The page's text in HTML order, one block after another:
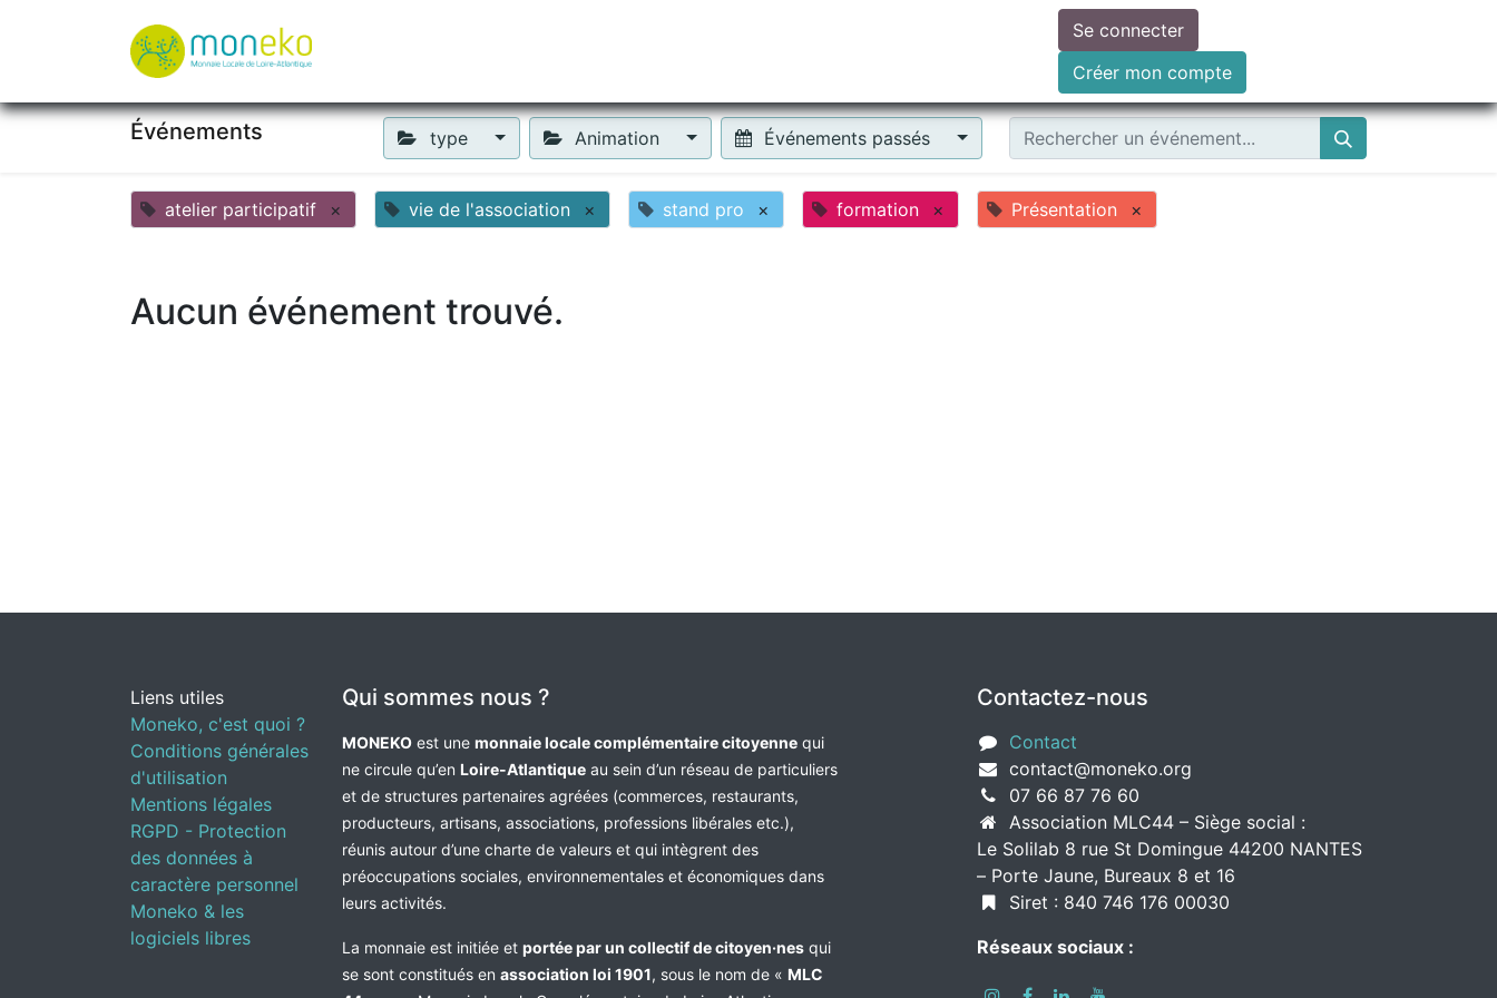
Faire un don
Se connecter
Créer mon compte
Événements type Animation Événements passés
atelier participatif × vie de l'association × stand pro × formation × Présentation ×
Aucun événement trouvé.
Liens utiles
Moneko, c'est quoi ?
Conditions générales
d'utilisation
Mentions légales
RGPD - Protection
des données à
caractère personnel
Moneko & les
logiciels libres
Qui sommes nous ?
MONEKO est une monnaie locale complémentaire citoyenne qui
ne circule qu’en Loire-Atlantique au sein d’un réseau de particuliers
et de structures partenaires agréées (commerces, restaurants,
producteurs, artisans, associations, professions libérales etc.),
réunis autour d’une charte de valeurs et qui intègrent des
préoccupations sociales, environnementales et économiques dans
leurs activités.
La monnaie est initiée et portée par un collectif de citoyen·nes qui
se sont constitués en association loi 1901, sous le nom de « MLC
Contactez-nous
Contact
contact@moneko.org
07 66 87 76 60
Association MLC44 – Siège social :
Le Solilab 8 rue St Domingue 44200 NANTES
– Porte Jaune, Bureaux 8 et 16
Siret : 840 746 176 00030
Réseaux sociaux :